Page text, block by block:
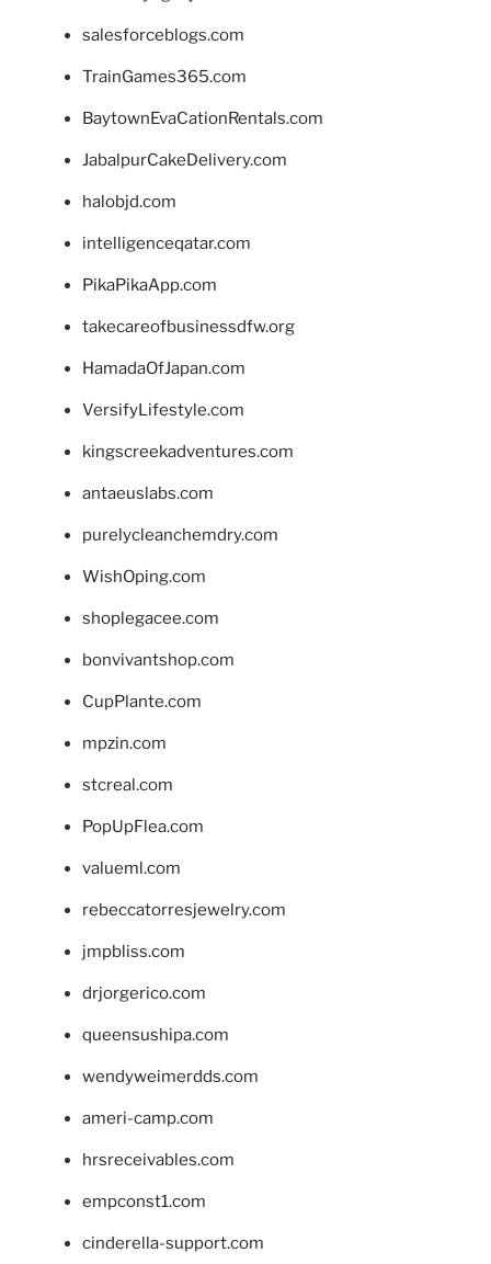
salesforceblogs.com
TrainGames365.com
BaytownEvaCationRentals.com
JabalpurCakeDelivery.com
halobjd.com
intelligenceqatar.com
PikaPikaApp.com
takecareofbusinessdfw.org
HamadaOfJapan.com
VersifyLifestyle.com
kingscreekadventures.com
antaeuslabs.com
purelycleanchemdry.com
WishOping.com
shoplegacee.com
bonvivantshop.com
CupPlante.com
mpzin.com
stcreal.com
PopUpFlea.com
valueml.com
rebeccatorresjewelry.com
jmpbliss.com
drjorgerico.com
queensushipa.com
wendyweimerdds.com
ameri-camp.com
hrsreceivables.com
empconst1.com
cinderella-support.com